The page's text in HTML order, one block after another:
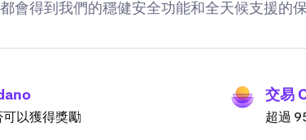
會得到我們的穩健安全功能和全天候支援的保
以獲得獎勵
交易
超過